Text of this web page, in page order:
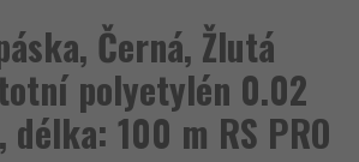
Černá, Žlutá
polyetylén 0.02
100 m RS PRO